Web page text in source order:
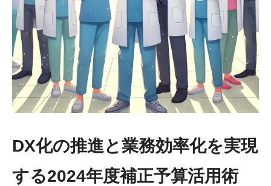
採用情報
DX化の推進と業務効率化を実現
する2024年度補正予算活用術